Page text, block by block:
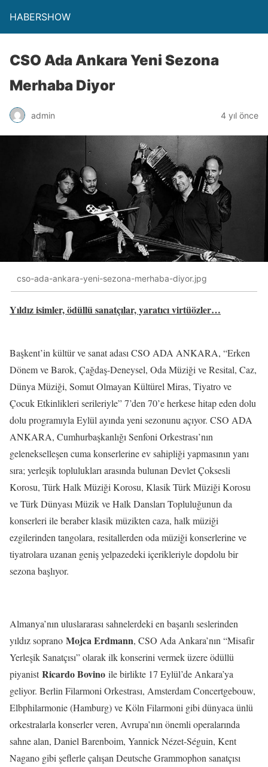
HABERSHOW
CSO Ada Ankara Yeni Sezona
Merhaba Diyor
admin 4 yıl önce
cso-ada-ankara-yeni-sezona-merhaba-diyor.jpg
Yıldız isimler, ödüllü sanatçılar, yaratıcı virtüözler…
Başkent’in kültür ve sanat adası CSO ADA ANKARA, “Erken
Dönem ve Barok, Çağdaş-Deneysel, Oda Müziği ve Resital, Caz,
Dünya Müziği, Somut Olmayan Kültürel Miras, Tiyatro ve
Çocuk Etkinlikleri serileriyle” 7’den 70’e herkese hitap eden dolu
dolu programıyla Eylül ayında yeni sezonunu açıyor. CSO ADA
ANKARA, Cumhurbaşkanlığı Senfoni Orkestrası’nın
gelenekselleşen cuma konserlerine ev sahipliği yapmasının yanı
sıra; yerleşik toplulukları arasında bulunan Devlet Çoksesli
Korosu, Türk Halk Müziği Korosu, Klasik Türk Müziği Korosu
ve Türk Dünyası Müzik ve Halk Dansları Topluluğunun da
konserleri ile beraber klasik müzikten caza, halk müziği
ezgilerinden tangolara, resitallerden oda müziği konserlerine ve
tiyatrolara uzanan geniş yelpazedeki içerikleriyle dopdolu bir
sezona başlıyor.
Almanya’nın uluslararası sahnelerdeki en başarılı seslerinden
yıldız soprano Mojca Erdmann, CSO Ada Ankara’nın “Misafir
Yerleşik Sanatçısı” olarak ilk konserini vermek üzere ödüllü
piyanistRicardo Bovino ile birlikte 17 Eylül’de Ankara’ya
geliyor. Berlin Filarmoni Orkestrası, Amsterdam Concertgebouw,
Elbphilarmonie (Hamburg) ve Köln Filarmoni gibi dünyaca ünlü
orkestralarla konserler veren, Avrupa’nın önemli operalarında
sahne alan, Daniel Barenboim, Yannick Nézet-Séguin, Kent
Nagano gibi şeflerle çalışan Deutsche Grammophon sanatçısı